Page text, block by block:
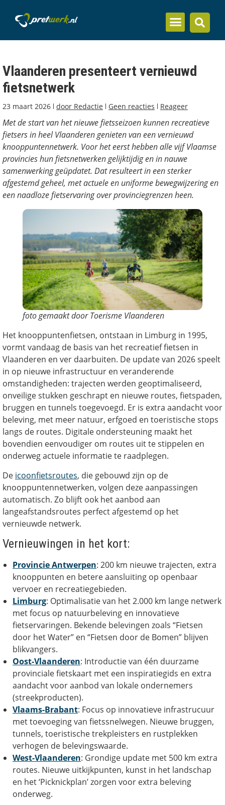
Vlaanderen presenteert vernieuwd
fietsnetwerk
23 maart 2026 door Redactie Geen reacties Reageer
Met de start van het nieuwe fietsseizoen kunnen recreatieve
fietsers in heel Vlaanderen genieten van een vernieuwd
knooppuntennetwerk. Voor het eerst hebben alle vijf Vlaamse
provincies hun fietsnetwerken gelijktijdig en in nauwe
samenwerking geüpdatet. Dat resulteert in een sterker
afgestemd geheel, met actuele en uniforme bewegwijzering en
een naadloze fietservaring over provinciegrenzen heen.
foto gemaakt door Toerisme Vlaanderen
Het knooppuntenfietsen, ontstaan in Limburg in 1995,
vormt vandaag de basis van het recreatief fietsen in
Vlaanderen en ver daarbuiten. De update van 2026 speelt
in op nieuwe infrastructuur en veranderende
omstandigheden: trajecten werden geoptimaliseerd,
onveilige stukken geschrapt en nieuwe routes, fietspaden,
bruggen en tunnels toegevoegd. Er is extra aandacht voor
beleving, met meer natuur, erfgoed en toeristische stops
langs de routes. Digitale ondersteuning maakt het
bovendien eenvoudiger om routes uit te stippelen en
onderweg actuele informatie te raadplegen.
De icoonfietsroutes, die gebouwd zijn op de
knooppuntennetwerken, volgen deze aanpassingen
automatisch. Zo blijft ook het aanbod aan
langeafstandsroutes perfect afgestemd op het
vernieuwde netwerk.
Vernieuwingen in het kort:
Provincie Antwerpen: 200 km nieuwe trajecten, extra
knooppunten en betere aansluiting op openbaar
vervoer en recreatiegebieden.
Limburg: Optimalisatie van het 2.000 km lange netwerk
met focus op natuurbeleving en innovatieve
fietservaringen. Bekende belevingen zoals “Fietsen
door het Water” en “Fietsen door de Bomen” blijven
blikvangers.
Oost-Vlaanderen: Introductie van één duurzame
provinciale fietskaart met een inspiratiegids en extra
aandacht voor aanbod van lokale ondernemers
(streekproducten).
Vlaams-Brabant: Focus op innovatieve infrastrucuur
met toevoeging van fietssnelwegen. Nieuwe bruggen,
tunnels, toeristische trekpleisters en rustplekken
verhogen de belevingswaarde.
West-Vlaanderen: Grondige update met 500 km extra
routes. Nieuwe uitkijkpunten, kunst in het landschap
en het ‘Picknickplan’ zorgen voor extra beleving
onderweg.